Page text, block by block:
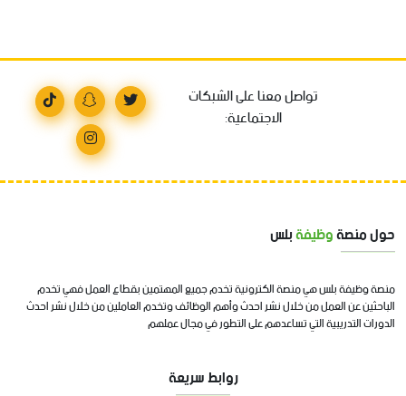
تواصل معنا على الشبكات
الاجتماعية:
حول منصةوظيفةبلس
منصة وظيفة بلس هي منصة الكترونية تخدم جميع المهتمين بقطاع العمل فهي تخدم
الباحثين عن العمل من خلال نشر احدث وأهم الوظائف وتخدم العاملين من خلال نشر احدث
الدورات التدريبية التي تساعدهم على التطور في مجال عملهم
روابط سريعة